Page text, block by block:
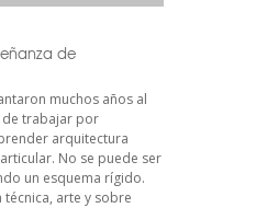
de
muchos años al
de trabajar por
arquitectura
No se puede ser
un esquema rígido.
arte y sobre